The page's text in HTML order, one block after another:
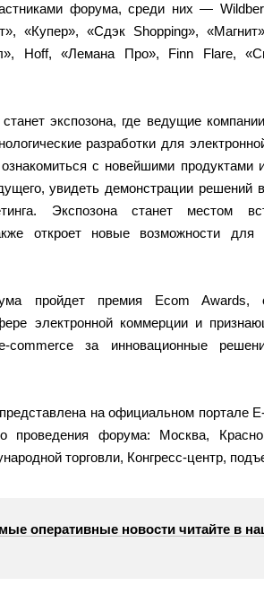
форума, среди них —
«Купер», «Сдэк Shopping»,
Hoff, «Лемана Про», Finn Flare,
экспозона, где ведущие
разработки для
с новейшими продуктами
увидеть демонстрации решений
Экспозона станет местом
откроет новые возможности для
пройдет премия Ecom Awards,
электронной коммерции и
commerce за инновационные
на официальном портале
проведения форума: Москва,
торговли, Конгресс-центр,
оперативные новости читайте в